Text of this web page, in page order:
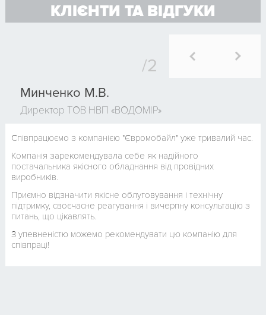
КЛІЄНТИ ТА ВІДГУКИ
Минченко М.В.
Директор ТОВ НВП «ВОДОМІР»
Співпрацюємо з компанією "Євромобайл" уже тривалий час.
Компанія зарекомендувала себе як надійного
постачальника якісного обладнання від провідних
виробників.
Приємно відзначити якісне облуговування і технічну
підтримку, своєчасне реагування і вичерпну консультацію з
питань, що цікавлять.
З упевненістю можемо рекомендувати цю компанію для
співпраці!